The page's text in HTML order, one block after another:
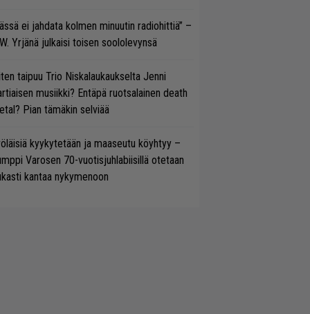
ei jahdata kolmen minuutin radiohittiä” –
Yrjänä julkaisi toisen soololevynsä
taipuu Trio Niskalaukaukselta Jenni
musiikki? Entäpä ruotsalainen death
Pian tämäkin selviää
kyykytetään ja maaseutu köyhtyy –
Varosen 70-vuotisjuhlabiisillä otetaan
kantaa nykymenoon